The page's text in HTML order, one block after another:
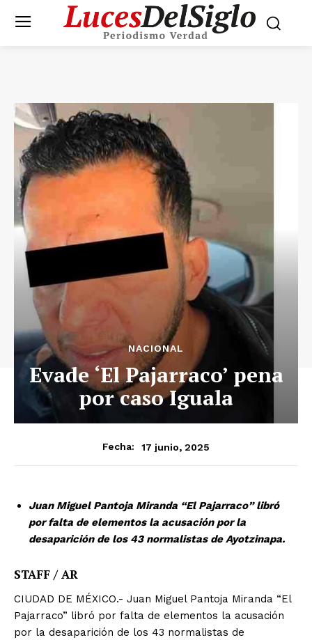
NACIONAL
Evade ‘El Pajarraco’ pena
por caso Iguala
Fecha: 17 junio, 2025
Juan Miguel Pantoja Miranda “El Pajarraco” libró
por falta de elementos la acusación por la
desaparición de los 43 normalistas de Ayotzinapa.
STAFF / AR
CIUDAD DE MÉXICO.- Juan Miguel Pantoja Miranda “El
Pajarraco” libró por falta de elementos la acusación
por la desaparición de los 43 normalistas de